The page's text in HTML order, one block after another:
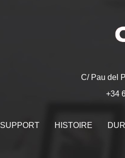
C/ Pau del
+34
SUPPORT HISTOIRE